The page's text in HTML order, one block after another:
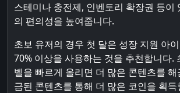
스테미나 충전제, 인벤토리 확장권 등이
의 편의성을 높여줍니다.
초보 유저의 경우 첫 달은 성장 지원 아
70% 이상을 사용하는 것을 추천합니다.
벨을 빠르게 올리면 더 많은 콘텐츠를 해
금된 콘텐츠를 통해 더 많은 코인을 획